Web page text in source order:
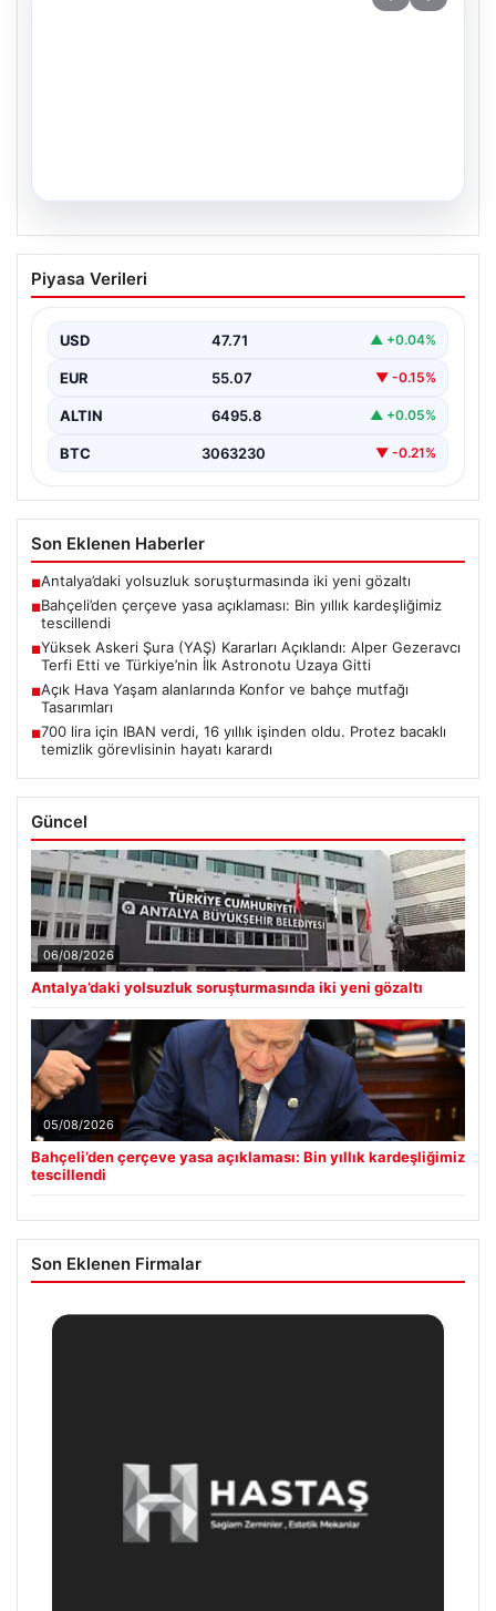
Yüksek Askeri Şura (YAŞ) Kararları
Açıklandı: Alper Gezeravcı Terfi Etti ve
Türkiye’nin savunma ve askerî yapısında önemli dönüm
…
Piyasa Verileri
USD 47.71 ▲ +0.04%
EUR 55.07 ▼ -0.15%
ALTIN 6495.8 ▲ +0.05%
BTC 3063230 ▼ -0.21%
Son Eklenen Haberler
■Antalya’daki yolsuzluk soruşturmasında iki yeni gözaltı
■Bahçeli’den çerçeve yasa açıklaması: Bin yıllık kardeşliğimiz
tescillendi
■Yüksek Askeri Şura (YAŞ) Kararları Açıklandı: Alper Gezeravcı
Terfi Etti ve Türkiye’nin İlk Astronotu Uzaya Gitti
■Açık Hava Yaşam alanlarında Konfor ve bahçe mutfağı
Tasarımları
■700 lira için IBAN verdi, 16 yıllık işinden oldu. Protez bacaklı
temizlik görevlisinin hayatı karardı
Güncel
06/08/2026
Antalya’daki yolsuzluk soruşturmasında iki yeni gözaltı
05/08/2026
Bahçeli’den çerçeve yasa açıklaması: Bin yıllık kardeşliğimiz
tescillendi
Son Eklenen Firmalar